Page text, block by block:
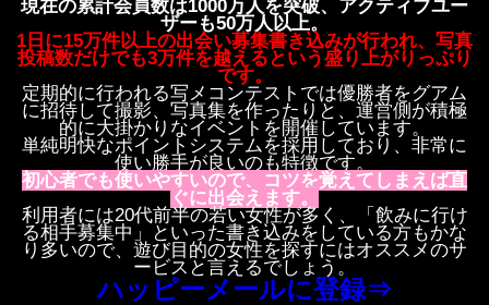
現在の累計会員数は1000万人を突破、アクティブユー
ザーも50万人以上。
1日に15万件以上の出会い募集書き込みが行われ、写真
投稿数だけでも3万件を越えるという盛り上がりっぷり
です。
定期的に行われる写メコンテストでは優勝者をグアム
に招待して撮影、写真集を作ったりと、運営側が積極
的に大掛かりなイベントを開催しています。
単純明快なポイントシステムを採用しており、非常に
使い勝手が良いのも特徴です。
初心者でも使いやすいので、コツを覚えてしまえば直
ぐに出会えます。
利用者には20代前半の若い女性が多く、「飲みに行け
る相手募集中」といった書き込みをしている方もかな
り多いので、遊び目的の女性を探すにはオススメのサ
ービスと言えるでしょう。
ハッピーメールに登録⇒